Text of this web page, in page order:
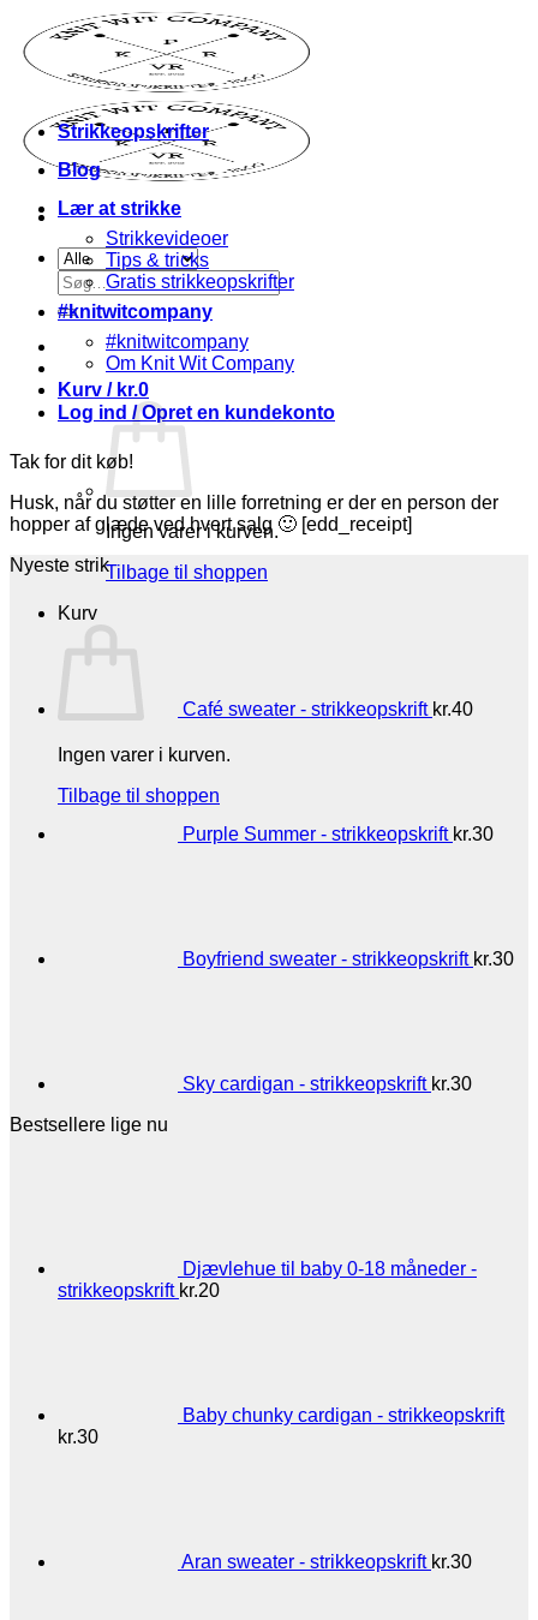
Fortsæt
indhold
Søg
efter:
Kurv / kr.0
Ingen varer i kurven.
Tilbage til shoppen
Kurv
Ingen varer i kurven.
Tilbage til shoppen
Strikkeopskrifter
Blog
Lær at strikke
Strikkevideoer
Tips & tricks
Gratis strikkeopskrifter
#knitwitcompany
#knitwitcompany
Om Knit Wit Company
Log ind / Opret en kundekonto
Tak for dit køb!
Husk, når du støtter en lille forretning er der en person der
hopper af glæde ved hvert salg 🙂 [edd_receipt]
Nyeste strik
Café sweater - strikkeopskrift kr.40
Purple Summer - strikkeopskrift kr.30
Boyfriend sweater - strikkeopskrift kr.30
Sky cardigan - strikkeopskrift kr.30
Bestsellere lige nu
Djævlehue til baby 0-18 måneder -
strikkeopskrift kr.20
Baby chunky cardigan - strikkeopskrift
kr.30
Aran sweater - strikkeopskrift kr.30